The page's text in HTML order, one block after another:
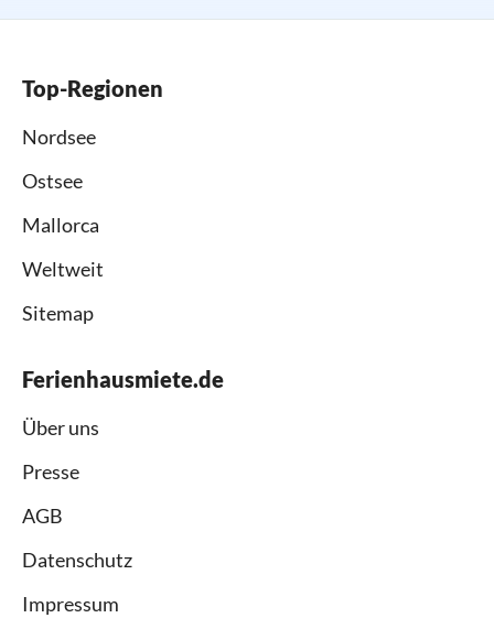
Top-Regionen
Nordsee
Ostsee
Mallorca
Weltweit
Sitemap
Ferienhausmiete.de
Über uns
Presse
AGB
Datenschutz
Impressum